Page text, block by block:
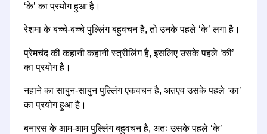
‘के’ का प्रयोग हुआ है।
रेशमा के बच्चे-बच्चे पुल्लिंग बहुवचन है, तो उनके पहले ‘के’ लगा है।
प्रेमचंद की कहानी कहानी स्त्रीलिंग है, इसलिए उसके पहले ‘की’
का प्रयोग है।
नहाने का साबुन-साबुन पुल्लिंग एकवचन है, अतएव उसके पहले ‘का’
का प्रयोग हुआ है।
बनारस के आम-आम पुल्लिंग बहुवचन है, अतः उसके पहले ‘के’